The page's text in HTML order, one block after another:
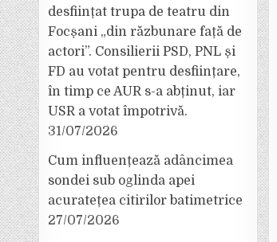
desființat trupa de teatru din
Focșani „din răzbunare față de
actori”. Consilierii PSD, PNL și
FD au votat pentru desființare,
în timp ce AUR s-a abținut, iar
USR a votat împotrivă.
31/07/2026
Cum influențează adâncimea
sondei sub oglinda apei
acuratețea citirilor batimetrice
27/07/2026